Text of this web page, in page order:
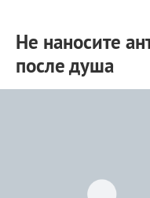
Не наносите
после душа